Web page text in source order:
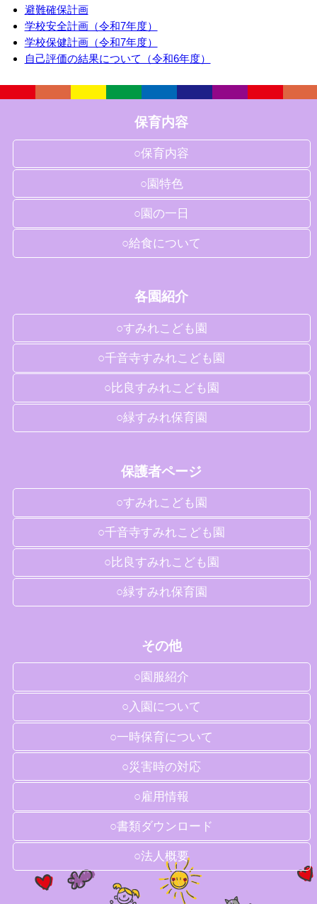
避難確保計画
学校安全計画（令和7年度）
学校保健計画（令和7年度）
自己評価の結果について（令和6年度）
保育内容
○保育内容
○園特色
○園の一日
○給食について
各園紹介
○すみれこども園
○千音寺すみれこども園
○比良すみれこども園
○緑すみれ保育園
保護者ページ
○すみれこども園
○千音寺すみれこども園
○比良すみれこども園
○緑すみれ保育園
その他
○園服紹介
○入園について
○一時保育について
○災害時の対応
○雇用情報
○書類ダウンロード
○法人概要